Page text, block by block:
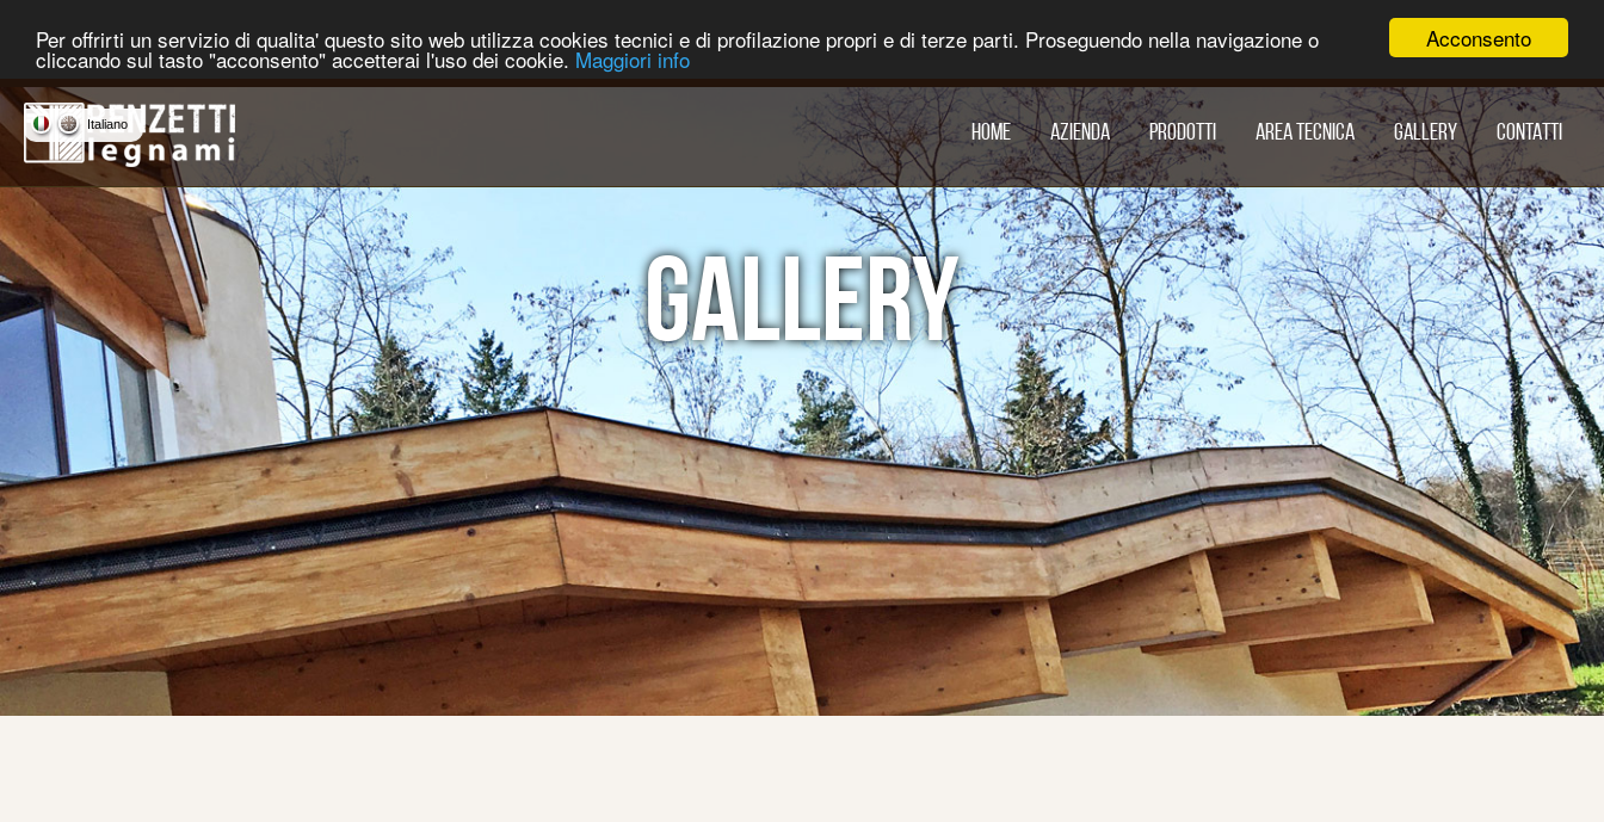
Acconsento
Per offrirti un servizio di qualita' questo sito web utilizza cookies tecnici e di profilazione propri e di terze parti. Proseguendo nella navigazione o
cliccando sul tasto "acconsento" accetterai l'uso dei cookie. Maggiori info
Italiano HOME AZIENDA PRODOTTI AREA TECNICA GALLERY CONTATTI
GALLERY